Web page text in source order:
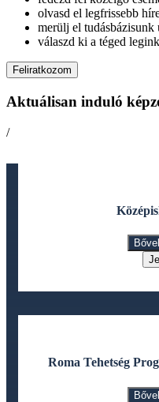
olvasd el legfrissebb
merülj el tudásbázisunk
válaszd ki a téged
Feliratkozom
Aktuálisan induló
/
Roma Tehetség